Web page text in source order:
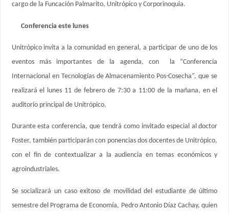
cargo de la Funcación Palmarito, Unitrópico y Corporinoquia.
Conferencia este lunes
Unitrópico invita a la comunidad en general, a participar de uno de los
eventos más importantes de la agenda, con la “Conferencia
Internacional en Tecnologías de Almacenamiento Pos-Cosecha”, que se
realizará el lunes 11 de febrero de 7:30 a 11:00 de la mañana, en el
auditorio principal de Unitrópico.
Durante esta conferencia, que tendrá como invitado especial al doctor
Foster, también participarán con ponencias dos docentes de Unitrópico,
con el fin de contextualizar a la audiencia en temas económicos y
agroindustriales.
Se socializará un caso exitoso de movilidad del estudiante de último
semestre del Programa de Economía, Pedro Antonio Díaz Cachay, quien